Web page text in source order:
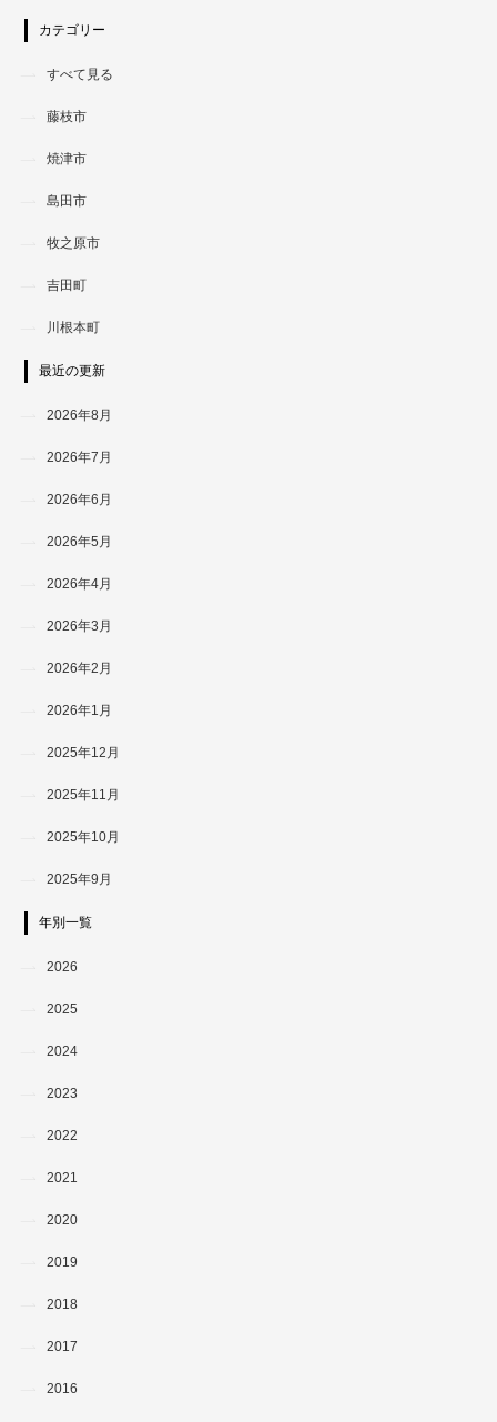
カテゴリー
すべて見る
藤枝市
焼津市
島田市
牧之原市
吉田町
川根本町
最近の更新
2026年8月
2026年7月
2026年6月
2026年5月
2026年4月
2026年3月
2026年2月
2026年1月
2025年12月
2025年11月
2025年10月
2025年9月
年別一覧
2026
2025
2024
2023
2022
2021
2020
2019
2018
2017
2016